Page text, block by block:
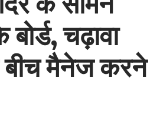
चढ़ावा
मैनेज करने